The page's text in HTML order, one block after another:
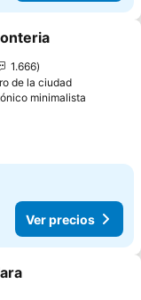
1.666
de la ciudad
minimalista
Ver precios